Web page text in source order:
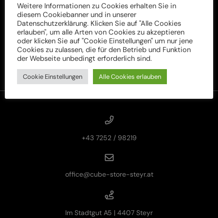
+43 7252 / 98219
office@cube-store-steyr.at
Im Stadtgut A5 | 4407 Steyr
Weitere Informationen zu Cookies erhalten Sie in
diesem Cookiebanner und in unserer
Datenschutzerklärung. Klicken Sie auf "Alle Cookies
erlauben", um alle Arten von Cookies zu akzeptieren
oder klicken Sie auf "Cookie Einstellungen" um nur jene
Cookies zu zulassen, die für den Betrieb und Funktion
der Webseite unbedingt erforderlich sind.
Cookie Einstellungen Alle Cookies erlauben